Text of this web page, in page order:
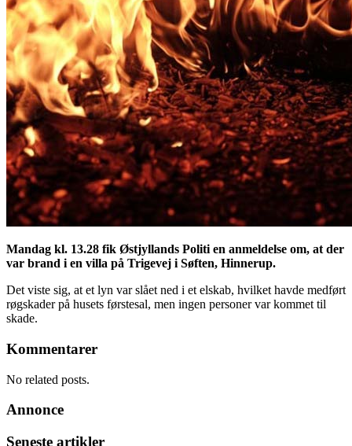
Mandag kl. 13.28 fik Østjyllands Politi en anmeldelse om, at der
var brand i en villa på Trigevej i Søften, Hinnerup.
Det viste sig, at et lyn var slået ned i et elskab, hvilket havde medført
røgskader på husets førstesal, men ingen personer var kommet til
skade.
Kommentarer
No related posts.
Annonce
Seneste artikler